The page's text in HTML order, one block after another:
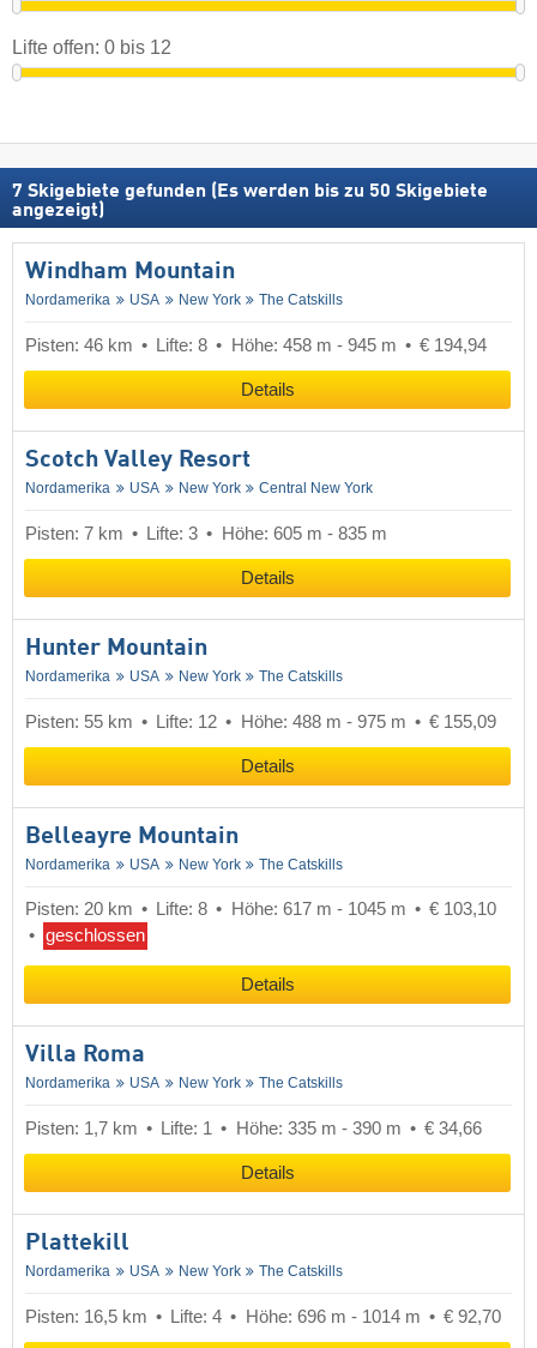
Lifte offen: 0 bis 12
7 Skigebiete gefunden (Es werden bis zu 50 Skigebiete
angezeigt)
Windham Mountain
Nordamerika USA New York The Catskills
Pisten: 46 km Lifte: 8 Höhe: 458 m - 945 m € 194,94
Details
Scotch Valley Resort
Nordamerika USA New York Central New York
Pisten: 7 km Lifte: 3 Höhe: 605 m - 835 m
Details
Hunter Mountain
Nordamerika USA New York The Catskills
Pisten: 55 km Lifte: 12 Höhe: 488 m - 975 m € 155,09
Details
Belleayre Mountain
Nordamerika USA New York The Catskills
Pisten: 20 km Lifte: 8 Höhe: 617 m - 1045 m
€ 103,10
geschlossen
Details
Villa Roma
Nordamerika USA New York The Catskills
Pisten: 1,7 km Lifte: 1 Höhe: 335 m - 390 m € 34,66
Details
Plattekill
Nordamerika USA New York The Catskills
Pisten: 16,5 km Lifte: 4 Höhe: 696 m - 1014 m € 92,70